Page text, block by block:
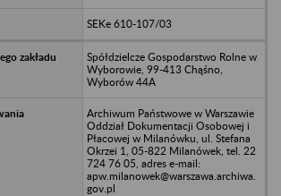
SEKe 610-107/03
Spółdzielcze Gospodarstwo Rolne w
Wyborowie, 99-413 Chąśno,
Wyborów 44A
Archiwum Państwowe w Warszawie
Oddział Dokumentacji Osobowej i
Płacowej w Milanówku, ul. Stefana
Okrzei 1, 05-822 Milanówek, tel. 22
724 76 05, adres e-mail:
apw.milanowek@warszawa.archiwa.
gov.pl